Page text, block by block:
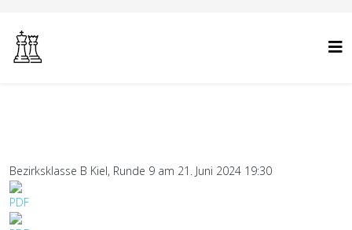
Bezirksklasse B Kiel, Runde 9 am 21. Juni 2024 19:30